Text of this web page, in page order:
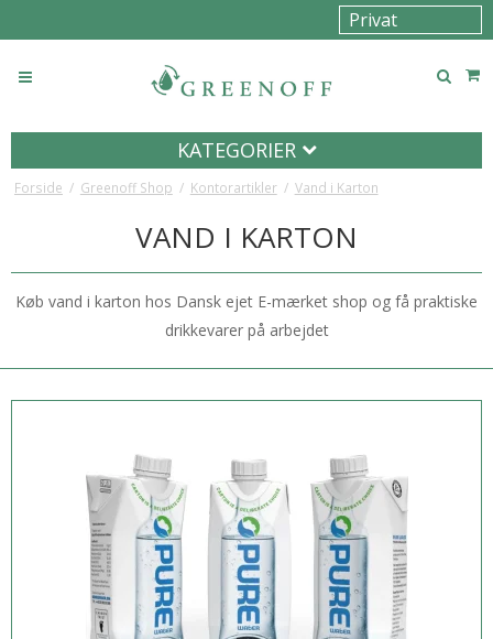
KATEGORIER
Forside / Greenoff Shop / Kontorartikler / Vand i Karton
VAND I KARTON
Køb vand i karton hos Dansk ejet E-mærket shop og få praktiske
drikkevarer på arbejdet